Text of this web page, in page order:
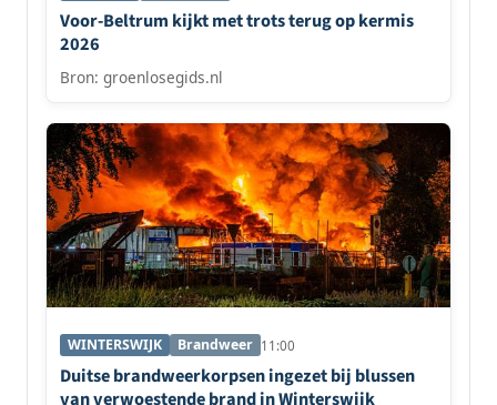
Voor-Beltrum kijkt met trots terug op kermis
2026
Bron: groenlosegids.nl
WINTERSWIJK Brandweer 11:00
Duitse brandweerkorpsen ingezet bij blussen
van verwoestende brand in Winterswijk